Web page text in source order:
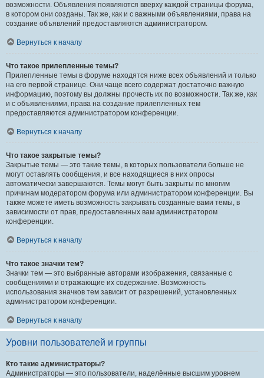
возможности. Объявления появляются вверху каждой страницы форума,
в котором они созданы. Так же, как и с важными объявлениями, права на
создание объявлений предоставляются администратором.
Вернуться к началу
Что такое прилепленные темы?
Прилепленные темы в форуме находятся ниже всех объявлений и только
на его первой странице. Они чаще всего содержат достаточно важную
информацию, поэтому вы должны прочесть их по возможности. Так же, как
и с объявлениями, права на создание прилепленных тем
предоставляются администратором конференции.
Вернуться к началу
Что такое закрытые темы?
Закрытые темы — это такие темы, в которых пользователи больше не
могут оставлять сообщения, и все находящиеся в них опросы
автоматически завершаются. Темы могут быть закрыты по многим
причинам модератором форума или администратором конференции. Вы
также можете иметь возможность закрывать созданные вами темы, в
зависимости от прав, предоставленных вам администратором
конференции.
Вернуться к началу
Что такое значки тем?
Значки тем — это выбранные авторами изображения, связанные с
сообщениями и отражающие их содержание. Возможность
использования значков тем зависит от разрешений, установленных
администратором конференции.
Вернуться к началу
Уровни пользователей и группы
Кто такие администраторы?
Администраторы — это пользователи, наделённые высшим уровнем